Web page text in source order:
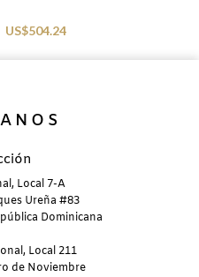
US$504.24
Local 7-A
Ureña #83
Dominicana
Local 211
de Noviembre